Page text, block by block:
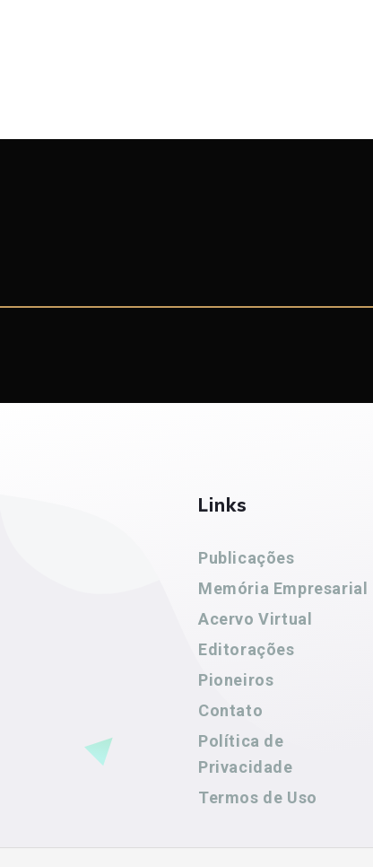
Links
Publicações
Memória Empresarial
Acervo Virtual
Editorações
Pioneiros
Contato
Política de
Privacidade
Termos de Uso